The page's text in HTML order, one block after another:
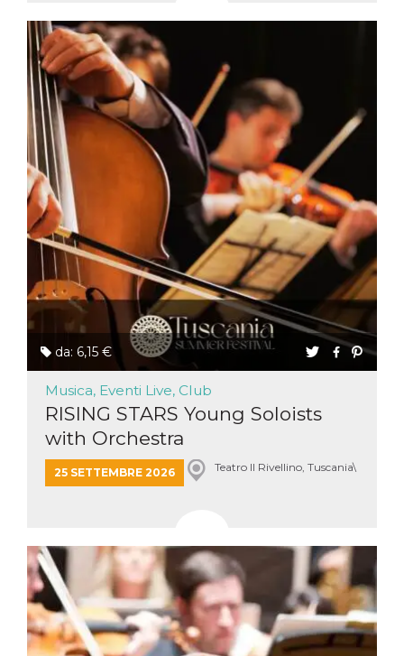
da: 6,15 €
Musica, Eventi Live, Club
RISING STARS Young Soloists
with Orchestra
25 SETTEMBRE 2026 Teatro Il Rivellino, Tuscania\